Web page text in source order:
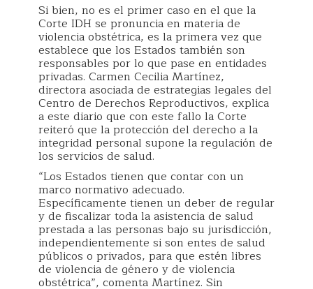
Si bien, no es el primer caso en el que la
Corte IDH se pronuncia en materia de
violencia obstétrica, es la primera vez que
establece que los Estados también son
responsables por lo que pase en entidades
privadas. Carmen Cecilia Martínez,
directora asociada de estrategias legales del
Centro de Derechos Reproductivos, explica
a este diario que con este fallo la Corte
reiteró que la protección del derecho a la
integridad personal supone la regulación de
los servicios de salud.
“Los Estados tienen que contar con un
marco normativo adecuado.
Específicamente tienen un deber de regular
y de fiscalizar toda la asistencia de salud
prestada a las personas bajo su jurisdicción,
independientemente si son entes de salud
públicos o privados, para que estén libres
de violencia de género y de violencia
obstétrica”, comenta Martínez. Sin